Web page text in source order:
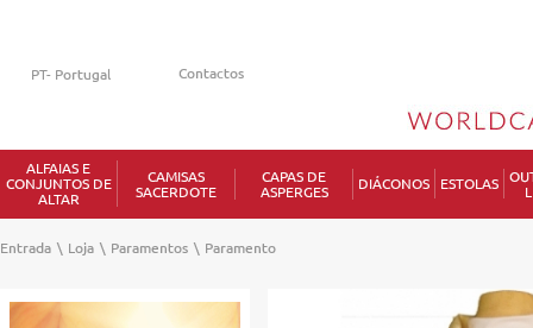
Contactos
ALFAIAS E
CONJUNTOS DE
ALTAR
CAMISAS
SACERDOTE
CAPAS DE
ASPERGES
DIÁCONOS ESTOLAS
Entrada \ Loja \ Paramentos \ Paramento